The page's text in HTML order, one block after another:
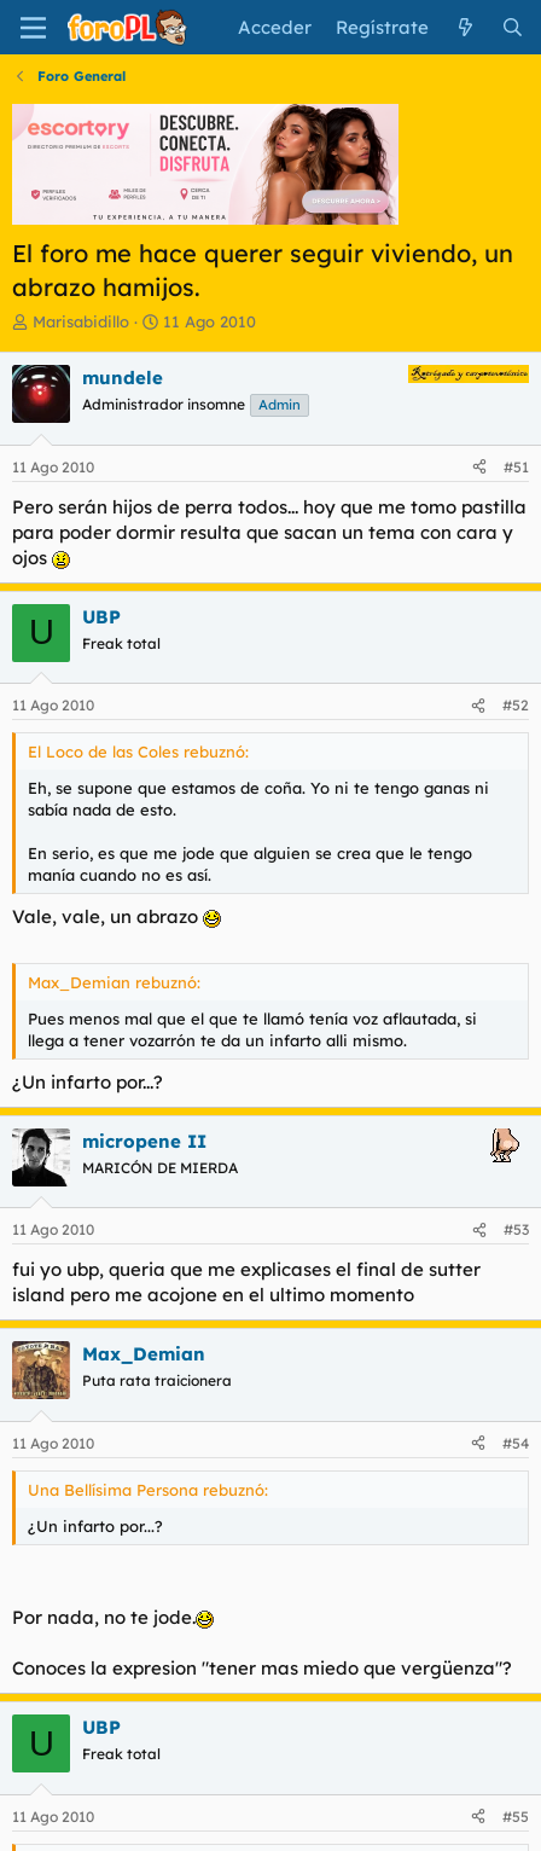
Acceder Regístrate
Foro General
El foro me hace querer seguir viviendo, un
abrazo hamijos.
I
i
c
i
a
d
o
d
e
l
t
e
m
a
Marisabidillo
F
h
a
e
i
c
o
11 Ago 2010
mundele
Administrador insomne Admin
11 Ago 2010 #51
Pero serán hijos de perra todos... hoy que me tomo pastilla
para poder dormir resulta que sacan un tema con cara y
ojos
U UBP
Freak total
11 Ago 2010 #52
El Loco de las Coles rebuznó:
Eh, se supone que estamos de coña. Yo ni te tengo ganas ni
sabía nada de esto.
En serio, es que me jode que alguien se crea que le tengo
manía cuando no es así.
Vale, vale, un abrazo
Max_Demian rebuznó:
Pues menos mal que el que te llamó tenía voz aflautada, si
llega a tener vozarrón te da un infarto alli mismo.
¿Un infarto por...?
micropene II
MARICÓN DE MIERDA
11 Ago 2010 #53
fui yo ubp, queria que me explicases el final de sutter
island pero me acojone en el ultimo momento
Max_Demian
Puta rata traicionera
11 Ago 2010 #54
Una Bellísima Persona rebuznó:
¿Un infarto por...?
Por nada, no te jode.
Conoces la expresion "tener mas miedo que vergüenza"?
U UBP
Freak total
11 Ago 2010 #55